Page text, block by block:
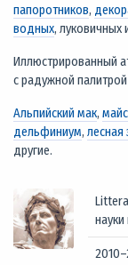
папоротников,
водных, луковичных
Иллюстрированный
с радужной
Альпийский мак,
дельфиниум, лесная
другие.